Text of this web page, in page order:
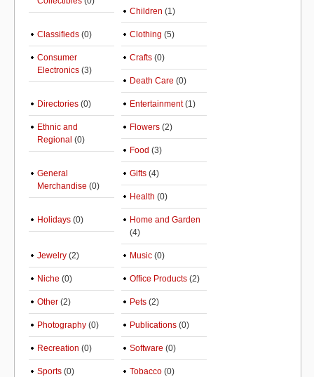
Children (1)
Classifieds (0) Clothing (5)
Consumer
Electronics (3)
Crafts (0)
Death Care (0)
Directories (0) Entertainment(1)
Ethnic and
Regional (0)
Flowers (2)
Food (3)
General
Merchandise (0)
Gifts (4)
Health (0)
Holidays (0)
Home and Garden
(4)
Jewelry (2) Music (0)
Niche (0) Office Products (2)
Other (2) Pets (2)
Photography (0) Publications (0)
Recreation (0) Software (0)
Sports (0) Tobacco (0)